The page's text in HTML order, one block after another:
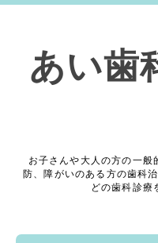
あい歯
お子さんや大人の方の一般
防、障がいのある方の歯科
どの歯科診療